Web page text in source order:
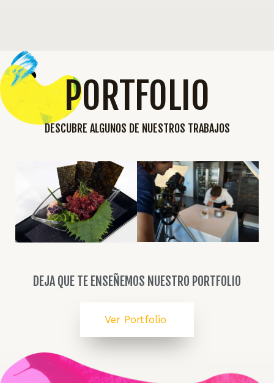
PORTFOLIO
DESCUBRE ALGUNOS DE NUESTROS TRABAJOS
DEJA QUE TE ENSEÑEMOS NUESTRO PORTFOLIO
Ver Portfolio